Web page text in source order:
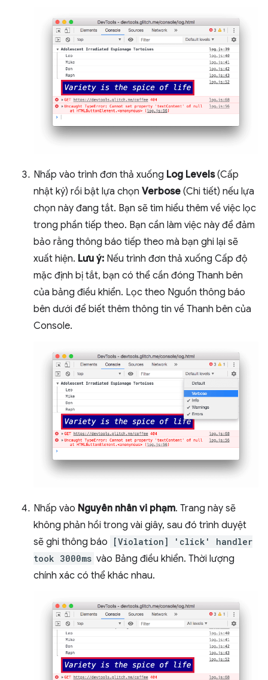
Nhấp vào trình đơn thả xuống Log Levels(Cấp
nhật ký) rồi bật lựa chọn Verbose (Chi tiết) nếu lựa
chọn này đang tắt. Bạn sẽ tìm hiểu thêm về việc lọc
trong phần tiếp theo. Bạn cần làm việc này để đảm
bảo rằng thông báo tiếp theo mà bạn ghi lại sẽ
xuất hiện. Lưu ý: Nếu trình đơn thả xuống Cấp độ
mặc định bị tắt, bạn có thể cần đóng Thanh bên
của bảng điều khiển. Lọc theo Nguồn thông báo
bên dưới để biết thêm thông tin về Thanh bên của
Console.
Nhấp vào Nguyên nhân vi phạm. Trang này sẽ
không phản hồi trong vài giây, sau đó trình duyệt
sẽ ghi thông báo
[Violation] 'click' handler
took 3000ms vào Bảng điều khiển. Thời lượng
chính xác có thể khác nhau.